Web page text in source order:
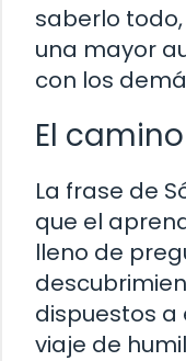
saberlo
una mayor
con los
El
La frase de
que el
lleno de
dispuestos
viaje de